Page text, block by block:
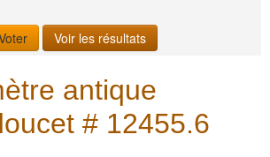
antique
# 12455.6